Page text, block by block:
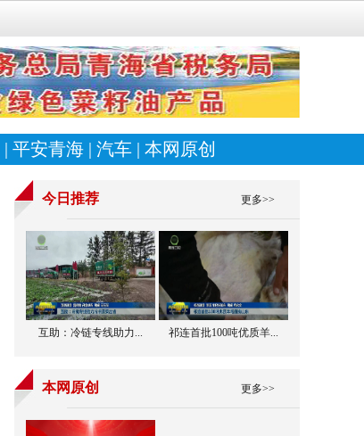
| 平安青海 | 汽车 | 本网原创